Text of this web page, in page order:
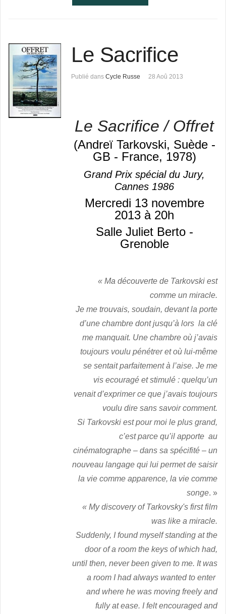
Le Sacrifice
Publié dans Cycle Russe 28 Aoû 2013
Le Sacrifice / Offret
(Andreï Tarkovski, Suède -
GB - France, 1978)
Grand Prix spécial du Jury,
Cannes 1986
Mercredi 13 novembre
2013 à 20h
Salle Juliet Berto -
Grenoble
« Ma découverte de Tarkovski est
comme un miracle.
Je me trouvais, soudain, devant la porte
d’une chambre dont jusqu’à lors la clé
me manquait. Une chambre où j’avais
toujours voulu pénétrer et où lui-même
se sentait parfaitement à l’aise. Je me
vis ecouragé et stimulé : quelqu’un
venait d’exprimer ce que j’avais toujours
voulu dire sans savoir comment.
Si Tarkovski est pour moi le plus grand,
c’est parce qu’il apporte au
cinématographe – dans sa spécifité – un
nouveau langage qui lui permet de saisir
la vie comme apparence, la vie comme
songe. »
« My discovery of Tarkovsky's first film
was like a miracle.
Suddenly, I found myself standing at the
door of a room the keys of which had,
until then, never been given to me. It was
a room I had always wanted to enter
and where he was moving freely and
fully at ease. I felt encouraged and